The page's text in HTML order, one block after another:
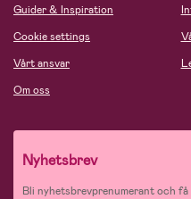
Guider & Inspiration
Cookie settings
Vårt ansvar
Om oss
Nyhetsbrev
Bli nyhetsbrevprenumerant och